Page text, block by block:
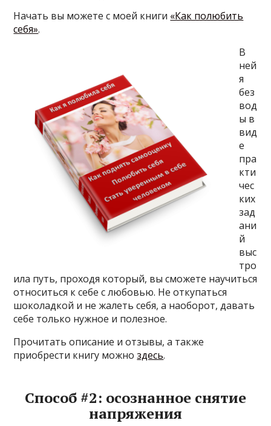
Начать вы можете с моей книги «Как полюбить
себя».
В
ней
я
без
вод
ы в
вид
е
пра
кти
чес
ких
зад
ани
й
выс
тро
ила путь, проходя который, вы сможете научиться
относиться к себе с любовью. Не откупаться
шоколадкой и не жалеть себя, а наоборот, давать
себе только нужное и полезное.
Прочитать описание и отзывы, а также
приобрести книгу можноздесь.
Способ #2: осознанное снятие
напряжения